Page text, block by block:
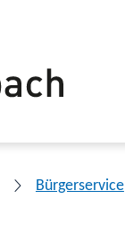
Bürgerservice